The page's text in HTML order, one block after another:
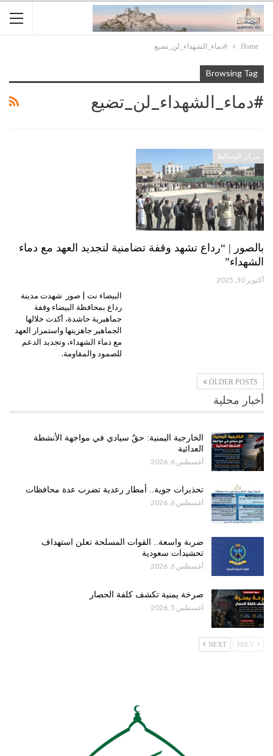
Home #دماء_الشهداء_لن_تضيع
Browsing Tag
#دماء_الشهداء_لن_تضيع
مركز الوسائظ
بالصور | “رداع تشهد وقفة تضامنية لتجديد العهد مع دماء
الشهداء”
أكتوبر 30, 2025
البيضاء نت | صور شهدت مدينة
رداع بمحافظة البيضاء وقفة
جماهيرية حاشدة، أكدت خلالها
الجماهير جاهزيتها واستمرار العهد
مع دماء الشهداء، وتجديد الدعم
للصمود والمقاومة.
OLDER POSTS
أخبار محلية
الخارجية اليمنية: حقٌ سيادي في مواجهة الأنشطة
العدائية
أغسطس 6, 2026
تحذيرات جوية.. أمطار رعدية تضرب عدة محافظات
أغسطس 6, 2026
ضربة واسعة.. القوات المسلحة تعلن استهداف
تحشيدات سعودية
أغسطس 6, 2026
صرخة يمنية تكشف كلفة الحصار
أغسطس 5, 2026
NEXT